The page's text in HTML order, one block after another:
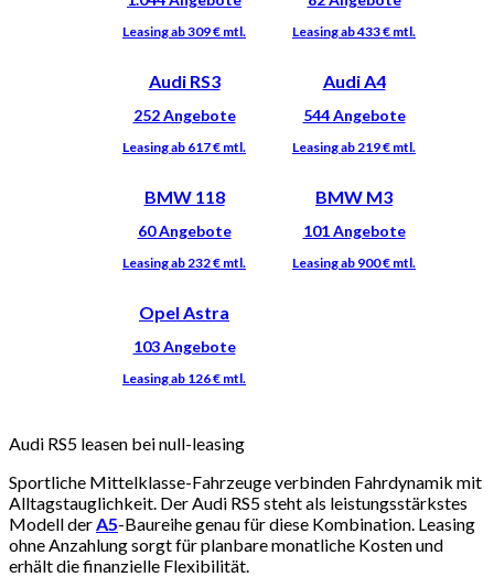
Audi RS3 Audi A4
BMW 118 BMW M3
Opel Astra
Audi RS5 leasen bei null-leasing
Sportliche Mittelklasse-Fahrzeuge verbinden Fahrdynamik mit
Alltagstauglichkeit. Der Audi RS5 steht als leistungsstärkstes
Modell der A5-Baureihe genau für diese Kombination. Leasing
ohne Anzahlung sorgt für planbare monatliche Kosten und
erhält die finanzielle Flexibilität.